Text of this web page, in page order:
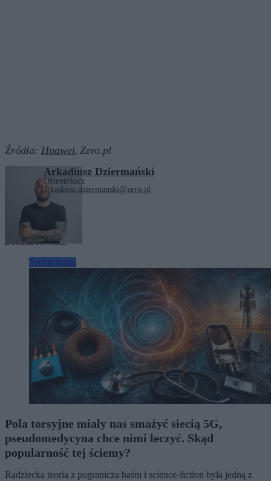
Źródła: Huawei, Zero.pl
Arkadiusz Dziermański
Dziennikarz
arkadiusz.dziermanski@zero.pl
Tagi:technologia
Zobacz również
Technologia
Pola torsyjne miały nas smażyć siecią 5G,
pseudomedycyna chce nimi leczyć. Skąd
popularność tej ściemy?
Radziecka teoria z pogranicza baśni i science-fiction była jedną z